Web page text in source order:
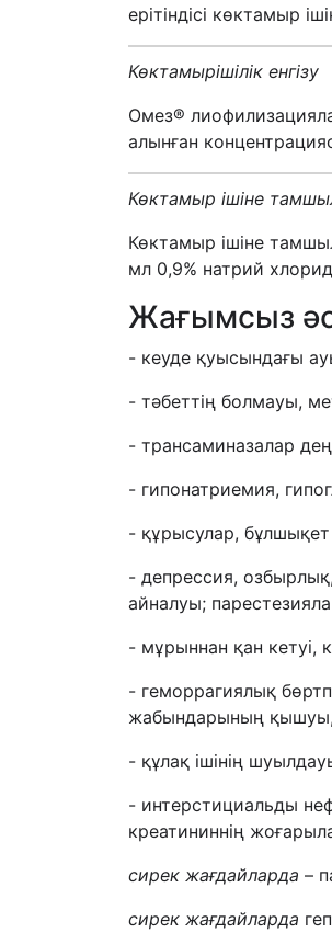
ерітіндісі көктамыр
Көктамырішілік енгізу
Омез®
алынған
Көктамыр ішіне
Көктамыр ішіне
мл 0,9% натрий
Жағымсыз
- кеуде қуысындағы
- тәбеттің болмауы,
- трансаминазалар
- гипонатриемия,
- құрысулар,
- депрессия,
айналуы;
- мұрыннан қан кетуі,
- геморрагиялық
жабындарының қышуы,
- құлақ ішінің
- интерстициальды
креатининнің
сирек жағдайларда –
сирек жағдайларда